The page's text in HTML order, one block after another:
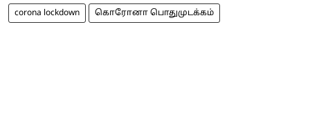
corona lockdown கொரோனா பொதுமுடக்கம்